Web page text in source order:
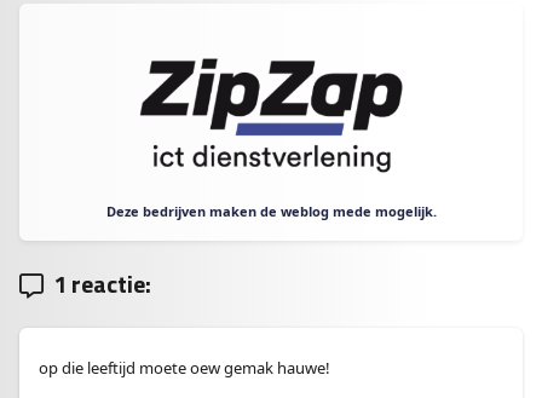
Deze bedrijven maken de weblog mede mogelijk.
1 reactie:
op die leeftijd moete oew gemak hauwe!